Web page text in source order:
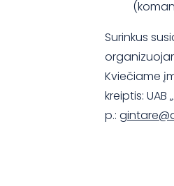
Surinkus
Kviečiame
kreiptis:
p.: